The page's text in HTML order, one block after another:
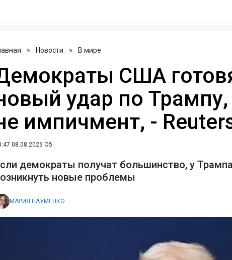
» Новости » В мире
США
удар по Трампу,
импичмент, -
08.08.2026 Сб
демократы получат большинство, у
новые проблемы
МАРИЯ НАУМЕНКО